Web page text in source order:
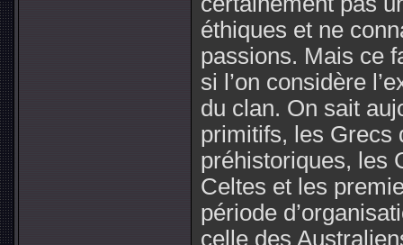
éthiques et ne
passions. Mais ce
si l’on considère
du clan. On sait
primitifs, les Grecs
préhistoriques, les
Celtes et les
période
celle des